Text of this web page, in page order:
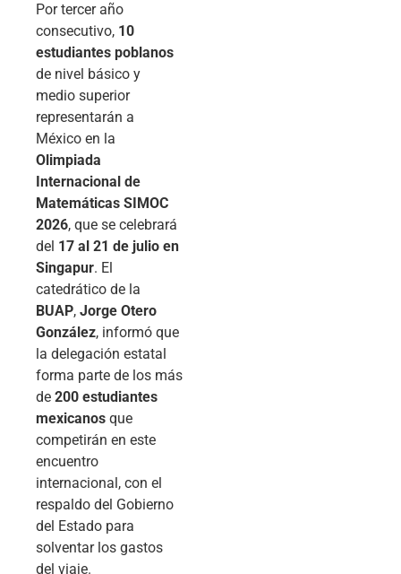
Por tercer año
consecutivo, 10
estudiantes poblanos
de nivel básico y
medio superior
representarán a
México en la
Olimpiada
Internacional de
Matemáticas SIMOC
2026, que se celebrará
del 17 al 21 de julio en
Singapur. El
catedrático de la
BUAP, Jorge Otero
González, informó que
la delegación estatal
forma parte de los más
de 200 estudiantes
mexicanos que
competirán en este
encuentro
internacional, con el
respaldo del Gobierno
del Estado para
solventar los gastos
del viaje.